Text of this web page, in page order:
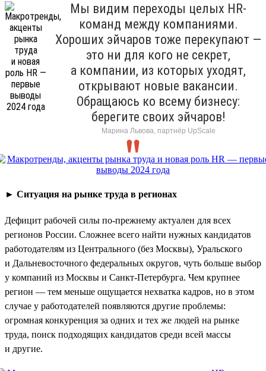
Мы видим переходы целых HR-
команд между компаниями.
Хороших эйчаров тоже перекупают —
это ни для кого не секрет,
а компании, из которых уходят,
открывают новые вакансии.
Обращаюсь ко всему бизнесу:
берегите своих эйчаров!
Марина Львова, партнёр UpScale
► Ситуация на рынке труда в регионах
Дефицит рабочей силы по-прежнему актуален для всех
регионов России. Сложнее всего найти нужных кандидатов
работодателям из Центрального (без Москвы), Уральского
и Дальневосточного федеральных округов, чуть больше выбор
у компаний из Москвы и Санкт-Петербурга. Чем крупнее
регион — тем меньше ощущается нехватка кадров, но в этом
случае у работодателей появляются другие проблемы:
огромная конкуренция за одних и тех же людей на рынке
труда, поиск подходящих кандидатов среди всей массы
и другие.